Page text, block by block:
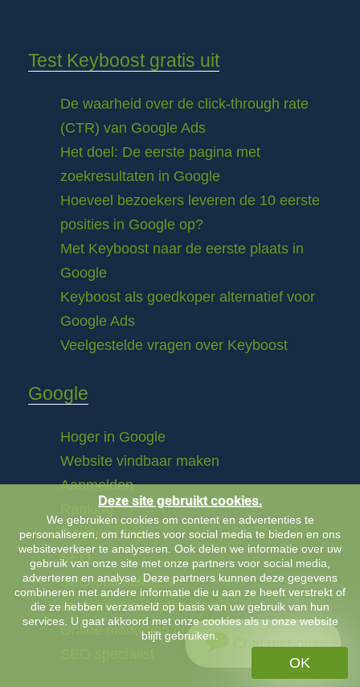
Test Keyboost gratis uit
De waarheid over de click-through rate
(CTR) van Google Ads
Het doel: De eerste pagina met
zoekresultaten in Google
Hoeveel bezoekers leveren de 10 eerste
posities in Google op?
Met Keyboost naar de eerste plaats in
Google
Keyboost als goedkoper alternatief voor
Google Ads
Veelgestelde vragen over Keyboost
Google
Hoger in Google
Website vindbaar maken
Aanmelden
Ranking
Positionering
SEO
SEO optimalisatie
Zoekmachine optimalisatie
Online marketing bureau
Chat met ons
Deze site gebruikt cookies.
We gebruiken cookies om content en advertenties te
personaliseren, om functies voor social media te bieden en ons
websiteverkeer te analyseren. Ook delen we informatie over uw
gebruik van onze site met onze partners voor social media,
adverteren en analyse. Deze partners kunnen deze gegevens
combineren met andere informatie die u aan ze heeft verstrekt of
die ze hebben verzameld op basis van uw gebruik van hun
services. U gaat akkoord met onze cookies als u onze website
blijft gebruiken.
OK